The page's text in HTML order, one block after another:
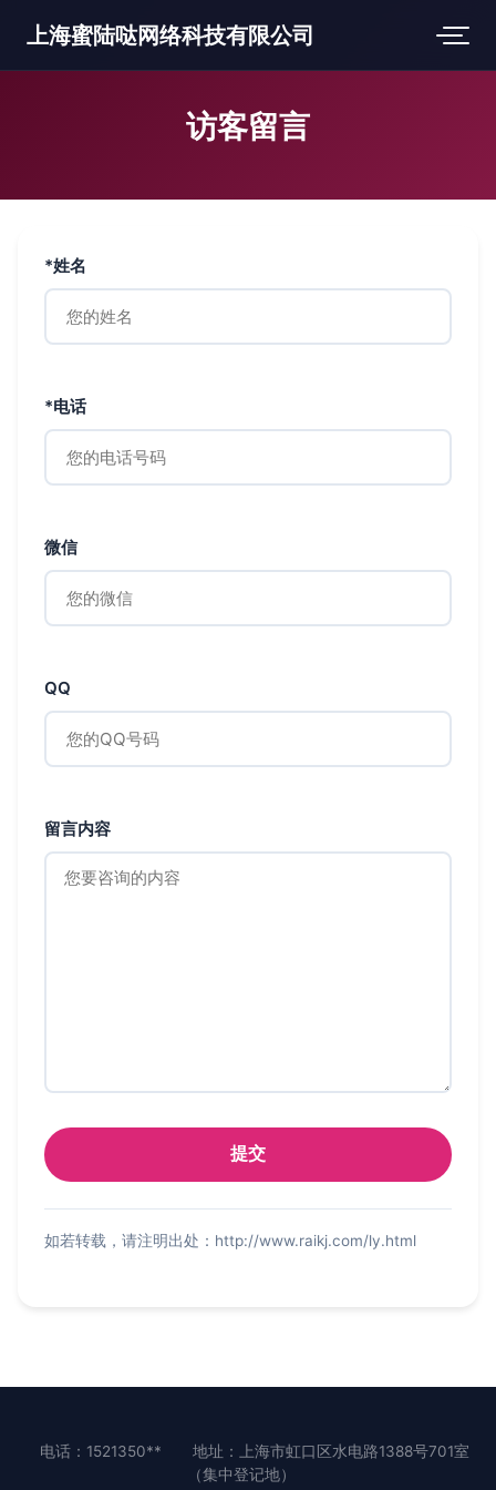
上海蜜陆哒网络科技有限公司
访客留言
*姓名
*电话
微信
QQ
留言内容
如若转载，请注明出处：http://www.raikj.com/ly.html
电话：1521350**
地址：上海市虹口区水电路1388号701室
（集中登记地）